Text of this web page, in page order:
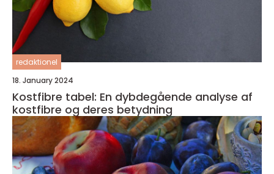
redaktionel
18. January 2024
Kostfibre tabel: En dybdegående analyse af
kostfibre og deres betydning